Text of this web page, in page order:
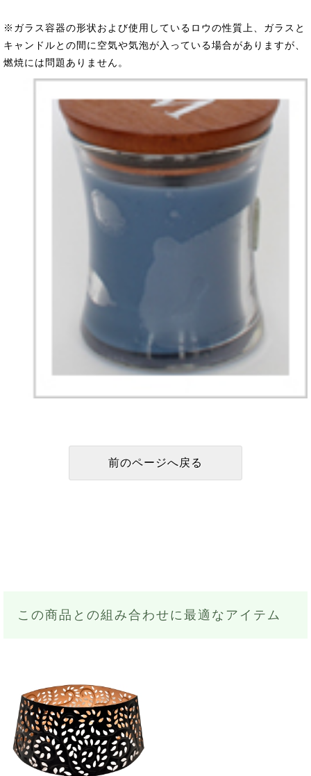
※ガラス容器の形状および使用しているロウの性質上、ガラスと
キャンドルとの間に空気や気泡が入っている場合がありますが、
燃焼には問題ありません。
この商品との組み合わせに最適なアイテム